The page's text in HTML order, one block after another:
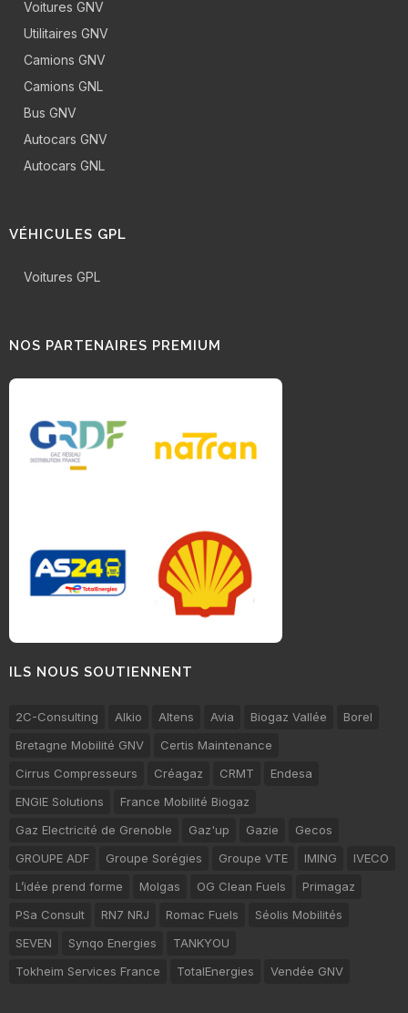
Voitures GNV
Utilitaires GNV
Camions GNV
Camions GNL
Bus GNV
Autocars GNV
Autocars GNL
VÉHICULES GPL
Voitures GPL
NOS PARTENAIRES PREMIUM
ILS NOUS SOUTIENNENT
2C-Consulting Alkio Altens Avia Biogaz Vallée
Borel
Bretagne Mobilité GNV
Certis Maintenance
Cirrus Compresseurs
Créagaz CRMT
Endesa
ENGIE Solutions
France Mobilité Biogaz
Gaz Electricité de Grenoble
Gaz'up Gazie
Gecos
GROUPE ADF
Groupe Sorégies Groupe VTE IMING
IVECO
L’idée prend forme
Molgas OG Clean Fuels
Primagaz
PSa Consult
RN7 NRJ Romac Fuels
Séolis Mobilités
SEVEN
Synqo Energies
TANKYOU
Tokheim Services France
TotalEnergies Vendée GNV